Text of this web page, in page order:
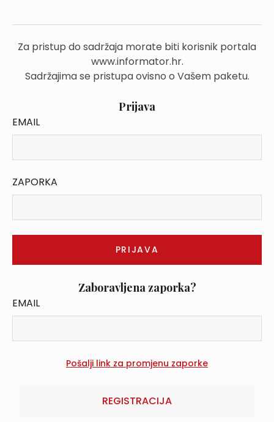
Za pristup do sadržaja morate biti korisnik portala
www.informator.hr.
Sadržajima se pristupa ovisno o Vašem paketu.
Prijava
EMAIL
ZAPORKA
Zaboravljena zaporka?
EMAIL
REGISTRACIJA